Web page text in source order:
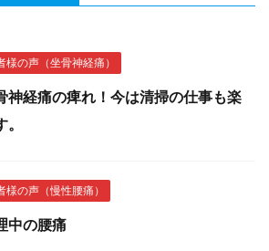
様の声（坐骨神経痛）
神経痛の痺れ！今は清掃の仕事も楽
様の声（慢性腰痛）
中の腰痛